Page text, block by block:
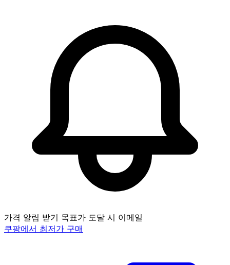
가격 알림 받기 목표가 도달 시 이메일
쿠팡에서 최저가 구매